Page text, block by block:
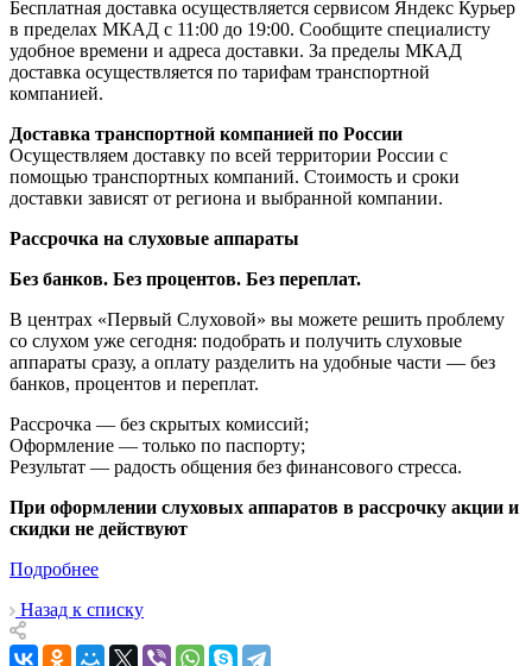
Бесплатная доставка осуществляется сервисом Яндекс Курьер
в пределах МКАД с 11:00 до 19:00. Сообщите специалисту
удобное времени и адреса доставки. За пределы МКАД
доставка осуществляется по тарифам транспортной
компанией.
Доставка транспортной компанией по России
Осуществляем доставку по всей территории России с
помощью транспортных компаний. Стоимость и сроки
доставки зависят от региона и выбранной компании.
Рассрочка на слуховые аппараты
Без банков. Без процентов. Без переплат.
В центрах «Первый Слуховой» вы можете решить проблему
со слухом уже сегодня: подобрать и получить слуховые
аппараты сразу, а оплату разделить на удобные части — без
банков, процентов и переплат.
Рассрочка — без скрытых комиссий;
Оформление — только по паспорту;
Результат — радость общения без финансового стресса.
При оформлении слуховых аппаратов в рассрочку акции и
скидки не действуют
Подробнее
Назад к списку